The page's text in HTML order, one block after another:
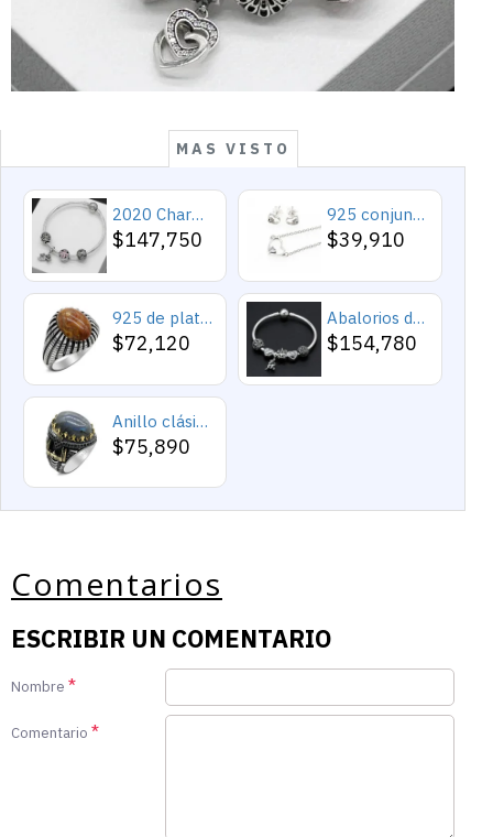
MAS VISTO
2020 Charms y cuentas de corazón, pulseras románticas de Cupido de circón rosa, joyería DIY, corazones en toda la prenda
$147,750
925 conjuntos de joyas de plata para 2019 conjunto de collares de corazón de amor para mujer regalo de joyería de boda
$39,910
925 de plata esterlina Simple personalidad Natural de ágata loco de piedra de los hombres y las mujeres anillos de tendencia Retro turco de los hombres anillos de boda
$72,120
Abalorios de plata esterlina 925 pura, abalorios de animales, elefante, hipopótamo, corazones, pulsera artesanal
$154,780
Anillo clásico de plata 925 para hombre con castillo de labradorita Natural, anillo de compromiso Retro Punk auspicioso de Turquía Constantinople
$75,890
Comentarios
ESCRIBIR UN COMENTARIO
Nombre
Comentario